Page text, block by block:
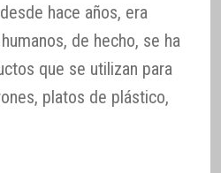
hace años, era
de hecho, se ha
que se utilizan para
platos de plástico,